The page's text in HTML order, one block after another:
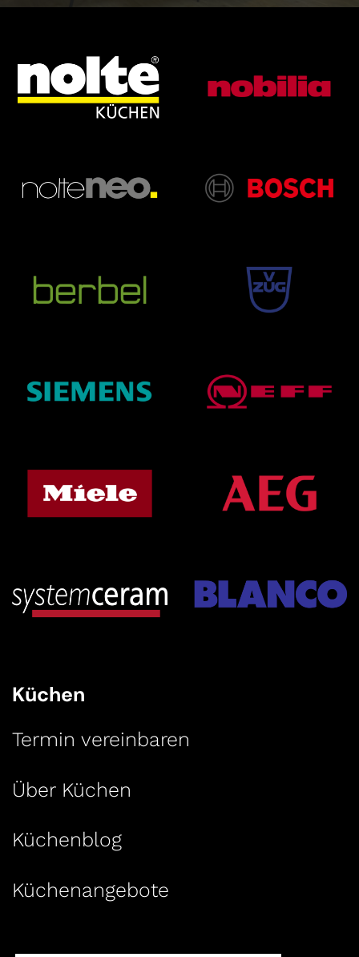
Küchen
Termin vereinbaren
Über Küchen
Küchenblog
Küchenangebote